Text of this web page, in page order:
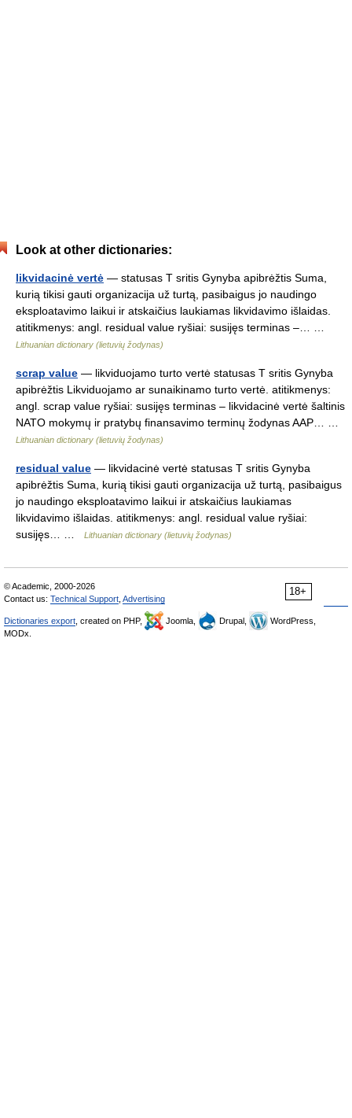
Look at other dictionaries:
likvidacinė vertė — statusas T sritis Gynyba apibrėžtis Suma,
kurią tikisi gauti organizacija už turtą, pasibaigus jo naudingo
eksploatavimo laikui ir atskaičius laukiamas likvidavimo išlaidas.
atitikmenys: angl. residual value ryšiai: susijęs terminas –… …
Lithuanian dictionary (lietuvių žodynas)
scrap value — likviduojamo turto vertė statusas T sritis Gynyba
apibrėžtis Likviduojamo ar sunaikinamo turto vertė. atitikmenys:
angl. scrap value ryšiai: susijęs terminas – likvidacinė vertė šaltinis
NATO mokymų ir pratybų finansavimo terminų žodynas AAP… …
Lithuanian dictionary (lietuvių žodynas)
residual value — likvidacinė vertė statusas T sritis Gynyba
apibrėžtis Suma, kurią tikisi gauti organizacija už turtą, pasibaigus
jo naudingo eksploatavimo laikui ir atskaičius laukiamas
likvidavimo išlaidas. atitikmenys: angl. residual value ryšiai:
susijęs… …
Lithuanian dictionary (lietuvių žodynas)
18+
© Academic, 2000-2026
Contact us: Technical Support Advertising
Dictionaries export , created on PHP, Joomla, Drupal,
WordPress,
MODx.